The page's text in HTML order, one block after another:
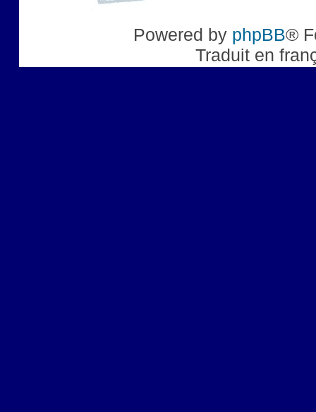
Powered by phpBB®
Traduit en